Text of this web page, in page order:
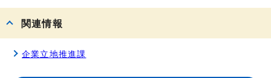
関連情報
企業立地推進課